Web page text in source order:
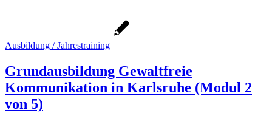
Ausbildung / Jahrestraining
Grundausbildung Gewaltfreie
Kommunikation in Karlsruhe (Modul 2
von 5)